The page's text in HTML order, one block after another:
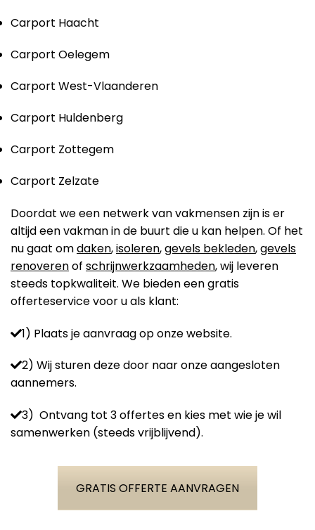
Carport Haacht
Carport Oelegem
Carport West-Vlaanderen
Carport Huldenberg
Carport Zottegem
Carport Zelzate
Doordat we een netwerk van vakmensen zijn is er
altijd een vakman in de buurt die u kan helpen. Of het
nu gaat omdaken,isoleren,gevels bekleden,gevels
renoverenof schrijnwerkzaamheden, wij leveren
steeds topkwaliteit. We bieden een gratis
offerteservice voor u als klant:
1) Plaats je aanvraag op onze website.
2) Wij sturen deze door naar onze aangesloten
aannemers.
3) Ontvang tot 3 offertes en kies met wie je wil
samenwerken (steeds vrijblijvend).
GRATIS OFFERTE AANVRAGEN